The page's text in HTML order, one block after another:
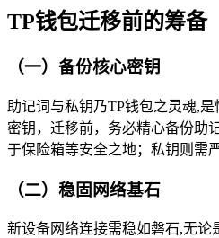
TP钱包迁移前的筹备
（一）备份核心密钥
助记词与私钥乃TP钱包之灵魂,
密钥，迁移前，务必精心备份助
于保险箱等安全之地；私钥则需
（二）稳固网络基石
新设备网络连接需稳如磐石,无论